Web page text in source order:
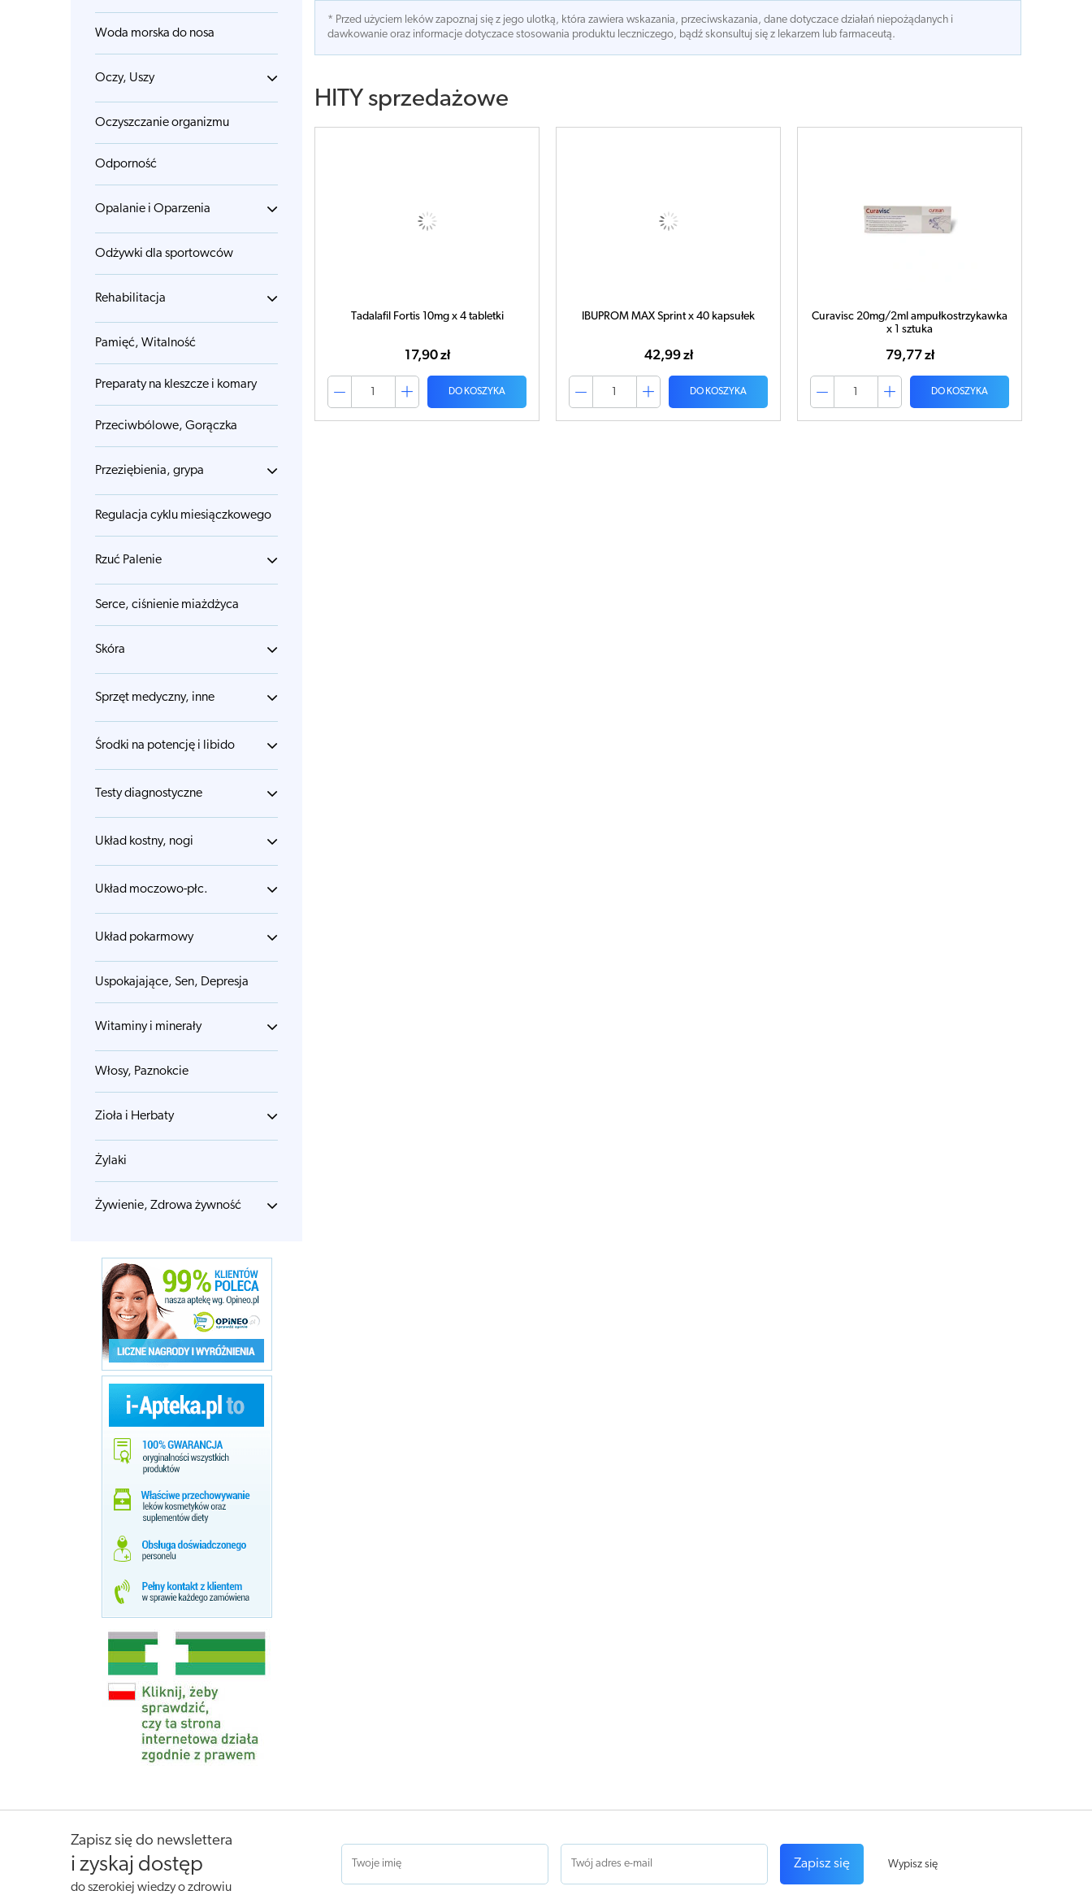
Woda morska do nosa
Oczy, Uszy
Oczyszczanie organizmu
Odporność
Opalanie i Oparzenia
Odżywki dla sportowców
Rehabilitacja
Pamięć, Witalność
Preparaty na kleszcze i komary
Przeciwbólowe, Gorączka
Przeziębienia, grypa
Regulacja cyklu miesiączkowego
Rzuć Palenie
Serce, ciśnienie miażdżyca
Skóra
Sprzęt medyczny, inne
Środki na potencję i libido
Testy diagnostyczne
Układ kostny, nogi
Układ moczowo-płc.
Układ pokarmowy
Uspokajające, Sen, Depresja
Witaminy i minerały
Włosy, Paznokcie
Zioła i Herbaty
Żylaki
Żywienie, Zdrowa żywność
* Przed użyciem leków zapoznaj się z jego ulotką, która zawiera wskazania, przeciwskazania, dane dotyczace działań niepożądanych i
dawkowanie oraz informacje dotyczace stosowania produktu leczniczego, bądź skonsultuj się z lekarzem lub farmaceutą.
HITY sprzedażowe
Tadalafil Fortis 10mg x 4 tabletki
17,90 zł
DO KOSZYKA
IBUPROM MAX Sprint x 40 kapsułek
42,99 zł
DO KOSZYKA
Curavisc 20mg/2ml ampułkostrzykawka
x 1 sztuka
79,77 zł
DO KOSZYKA
Zapisz się do newslettera
i zyskaj dostęp
do szerokiej wiedzy o zdrowiu
Zapisz się Wypisz się